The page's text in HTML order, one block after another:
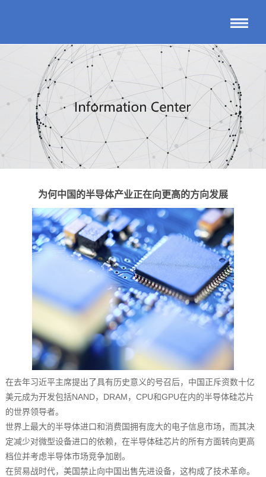
为何中国的半导体产业正在向更高的方向发展
在去年习近平主席提出了具有历史意义的号召后，中国正斥资数十亿
美元成为开发包括NAND，DRAM，CPU和GPU在内的半导体硅芯片
的世界领导者。
世界上最大的半导体进口和消费国拥有庞大的电子信息市场，而其决
定减少对微型设备进口的依赖，在半导体硅芯片的所有方面转向更高
档位并考虑半导体市场竞争加剧。
在贸易战时代，美国禁止向中国出售先进设备，这构成了技术革命。